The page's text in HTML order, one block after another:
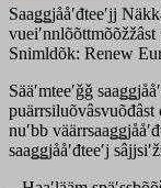
Saaǥǥjååʹđteeʹjj
vueiʹnnlõõttmõõžžâst
Snimldõk: Renew
Sääʹmteeʹǧǧ
puärrsiluõvâsvuõđâst
nuʹbb
saaǥǥjååʹđteeʹj